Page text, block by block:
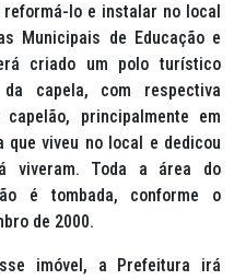
lo e instalar no local
Municipais de Educação e
criado um polo turístico
capela, com respectiva
principalmente em
que viveu no local e dedicou
viveram. Toda a área do
é tombada, conforme o
de 2000.
imóvel, a Prefeitura irá